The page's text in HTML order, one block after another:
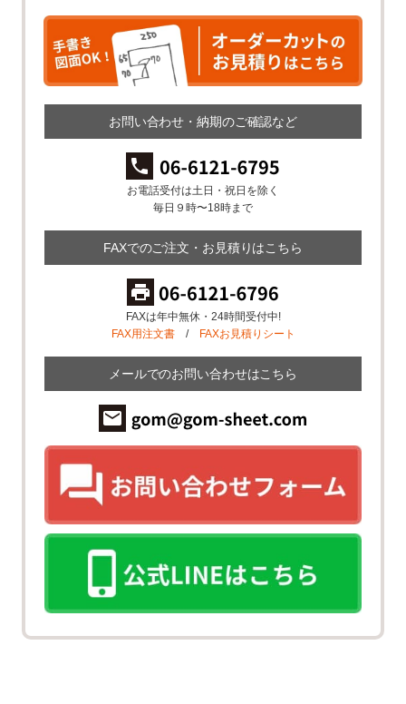
お問い合わせ・納期のご確認など
お電話受付は土日・祝日を除く
毎日９時〜18時まで
FAXでのご注文・お見積りはこちら
FAXは年中無休・24時間受付中!
FAX用注文書/ FAXお見積りシート
メールでのお問い合わせはこちら